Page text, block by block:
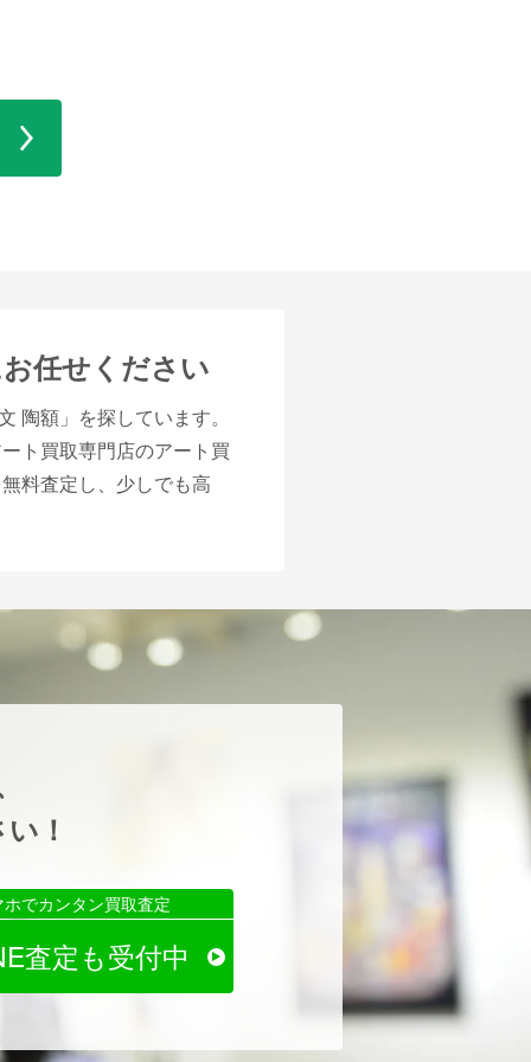
任せください
陶額」を探しています。
ト買取専門店のアート買
料査定し、少しでも高
！
ホでカンタン買取査定
査定も受付中